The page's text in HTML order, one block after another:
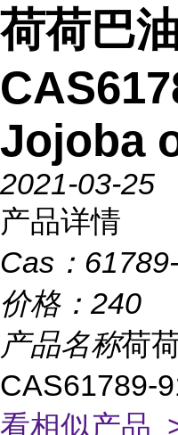
荷荷巴
Jojoba
2021-03-25
产品详情
Cas：
价格： 240
产品名称荷
CAS61789-
看相似产品